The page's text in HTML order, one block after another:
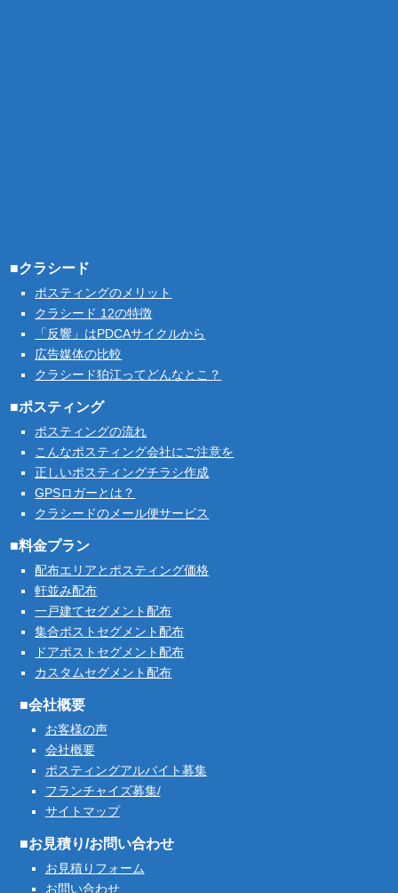
■クラシード
ポスティングのメリット
クラシード 12の特徴
「反響」はPDCAサイクルから
広告媒体の比較
クラシード狛江ってどんなとこ？
■ポスティング
ポスティングの流れ
こんなポスティング会社にご注意を
正しいポスティングチラシ作成
GPSロガーとは？
クラシードのメール便サービス
■料金プラン
配布エリアとポスティング価格
軒並み配布
一戸建てセグメント配布
集合ポストセグメント配布
ドアポストセグメント配布
カスタムセグメント配布
■会社概要
お客様の声
会社概要
ポスティングアルバイト募集
フランチャイズ募集/
サイトマップ
■お見積り/お問い合わせ
お見積りフォーム
お問い合わせ